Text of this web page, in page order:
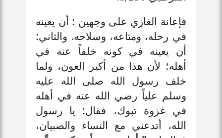
فإعانة الغازي على وجهين : أن يعينه
في رحله، ومتاعه، وسلاحه. والثاني:
أن يعينه في كونه خلفاً عنه في
أهله؛ لأن هذا من أكبر العون، ولما
خلف رسول الله صلى الله عليه
وسلم علياً رضي الله عنه في أهله
في غزوة تبوك، فقال: يا رسول
الله، أتدعني مع النساء والصبيان،